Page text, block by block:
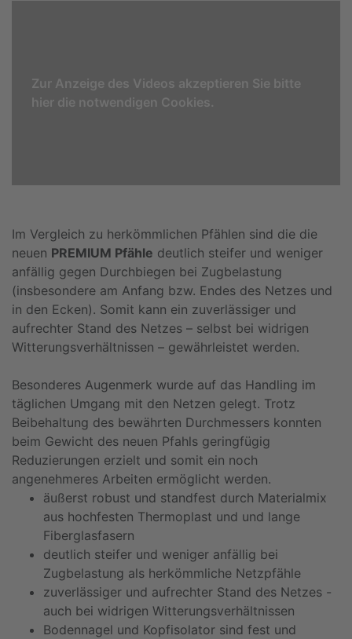
Zur Anzeige des Videos akzeptieren Sie bitte
hier die notwendigen Cookies.
Im Vergleich zu herkömmlichen Pfählen sind die die
neuen PREMIUM Pfähle deutlich steifer und weniger
anfällig gegen Durchbiegen bei Zugbelastung
(insbesondere am Anfang bzw. Endes des Netzes und
in den Ecken). Somit kann ein zuverlässiger und
aufrechter Stand des Netzes – selbst bei widrigen
Witterungsverhältnissen – gewährleistet werden.
Besonderes Augenmerk wurde auf das Handling im
täglichen Umgang mit den Netzen gelegt. Trotz
Beibehaltung des bewährten Durchmessers konnten
beim Gewicht des neuen Pfahls geringfügig
Reduzierungen erzielt und somit ein noch
angenehmeres Arbeiten ermöglicht werden.
äußerst robust und standfest durch Materialmix
aus hochfesten Thermoplast und und lange
Fiberglasfasern
deutlich steifer und weniger anfällig bei
Zugbelastung als herkömmliche Netzpfähle
zuverlässiger und aufrechter Stand des Netzes -
auch bei widrigen Witterungsverhältnissen
Bodennagel und Kopfisolator sind fest und